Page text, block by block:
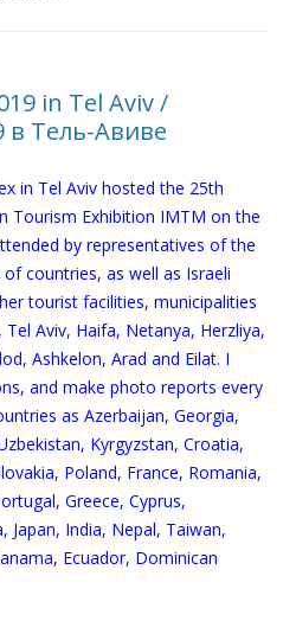
in Tel Aviv /
в Тель-Авиве
in Tel Aviv hosted the 25th
Tourism Exhibition IMTM on the
by representatives of the
countries, as well as Israeli
tourist facilities, municipalities
Aviv, Haifa, Netanya, Herzliya,
Ashkelon, Arad and Eilat. I
and make photo reports every
as Azerbaijan, Georgia,
Kyrgyzstan, Croatia,
Poland, France, Romania,
Greece, Cyprus,
Japan, India, Nepal, Taiwan,
Ecuador, Dominican